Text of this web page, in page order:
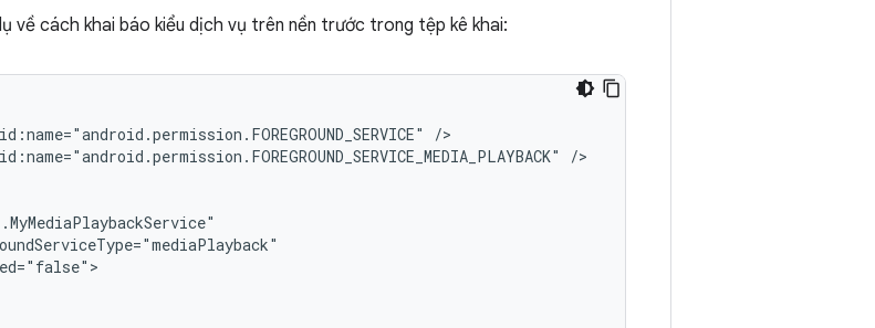
về cách khai báo kiểu dịch vụ trên nền trước trong tệp kê khai: